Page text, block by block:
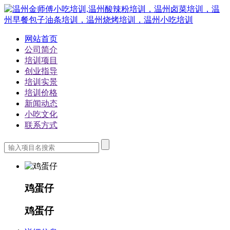
网站首页
公司简介
培训项目
创业指导
培训实景
培训价格
新闻动态
小吃文化
联系方式
鸡蛋仔
鸡蛋仔